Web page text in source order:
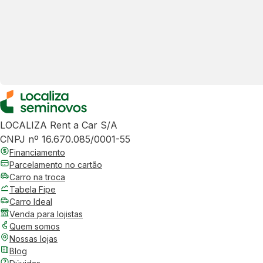
LOCALIZA Rent a Car S/A
CNPJ nº 16.670.085/0001-55
Financiamento
Parcelamento no cartão
Carro na troca
Tabela Fipe
Carro Ideal
Venda para lojistas
Quem somos
Nossas lojas
Blog